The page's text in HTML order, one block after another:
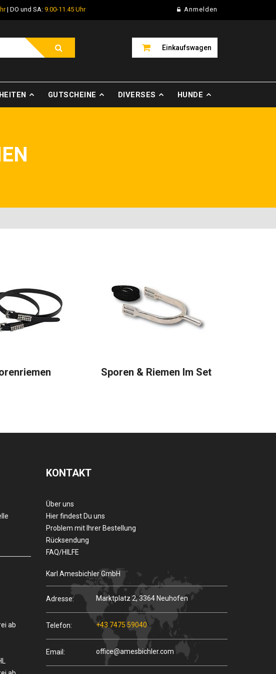
| DO und SA: 9.00-11.45 Uhr Anmelden
Einkaufswagen
GUTSCHEINE DIVERSES HUNDE
Sporen & Riemen Im Set
ab
KONTAKT
Über uns
Hier findest Du uns
Problem mit Ihrer Bestellung
Rücksendung
FAQ/HILFE
Karl Amesbichler GmbH
Adresse: Marktplatz 2, 3364 Neuhofen
Telefon: +43 7475 59040
Email: office@amesbichler.com